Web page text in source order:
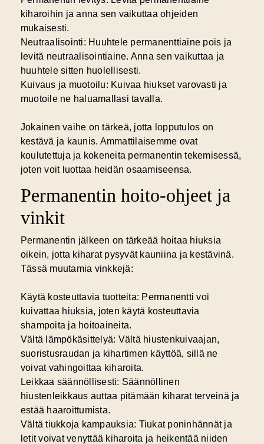
kiharoihin ja anna sen vaikuttaa ohjeiden
mukaisesti.
Neutraalisointi: Huuhtele permanenttiaine pois ja
levitä neutraalisointiaine. Anna sen vaikuttaa ja
huuhtele sitten huolellisesti.
Kuivaus ja muotoilu: Kuivaa hiukset varovasti ja
muotoile ne haluamallasi tavalla.
Jokainen vaihe on tärkeä, jotta lopputulos on
kestävä ja kaunis. Ammattilaisemme ovat
koulutettuja ja kokeneita permanentin tekemisessä,
joten voit luottaa heidän osaamiseensa.
Permanentin hoito-ohjeet ja
vinkit
Permanentin jälkeen on tärkeää hoitaa hiuksia
oikein, jotta kiharat pysyvät kauniina ja kestävinä.
Tässä muutamia vinkkejä:
Käytä kosteuttavia tuotteita: Permanentti voi
kuivattaa hiuksia, joten käytä kosteuttavia
shampoita ja hoitoaineita.
Vältä lämpökäsittelyä: Vältä hiustenkuivaajan,
suoristusraudan ja kihartimen käyttöä, sillä ne
voivat vahingoittaa kiharoita.
Leikkaa säännöllisesti: Säännöllinen
hiustenleikkaus auttaa pitämään kiharat terveinä ja
estää haaroittumista.
Vältä tiukkoja kampauksia: Tiukat poninhännät ja
letit voivat venyttää kiharoita ja heikentää niiden